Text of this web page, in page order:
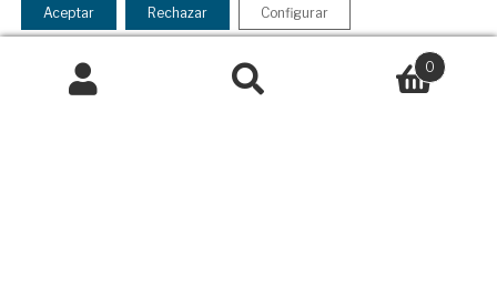
Informe Semanal de Política Exterior
Afkar/Ideas
© 2026 - Fundación Análisis de Política
Buscar
0
Aceptar Rechazar Configurar
acepto
la
política
de
política de privacidad